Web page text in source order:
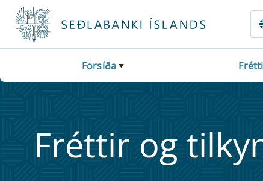
Fara beint í Meginmál
Forsíða
Frétt­ir og